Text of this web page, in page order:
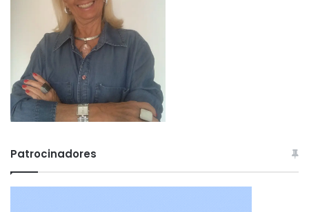
Patrocinadores